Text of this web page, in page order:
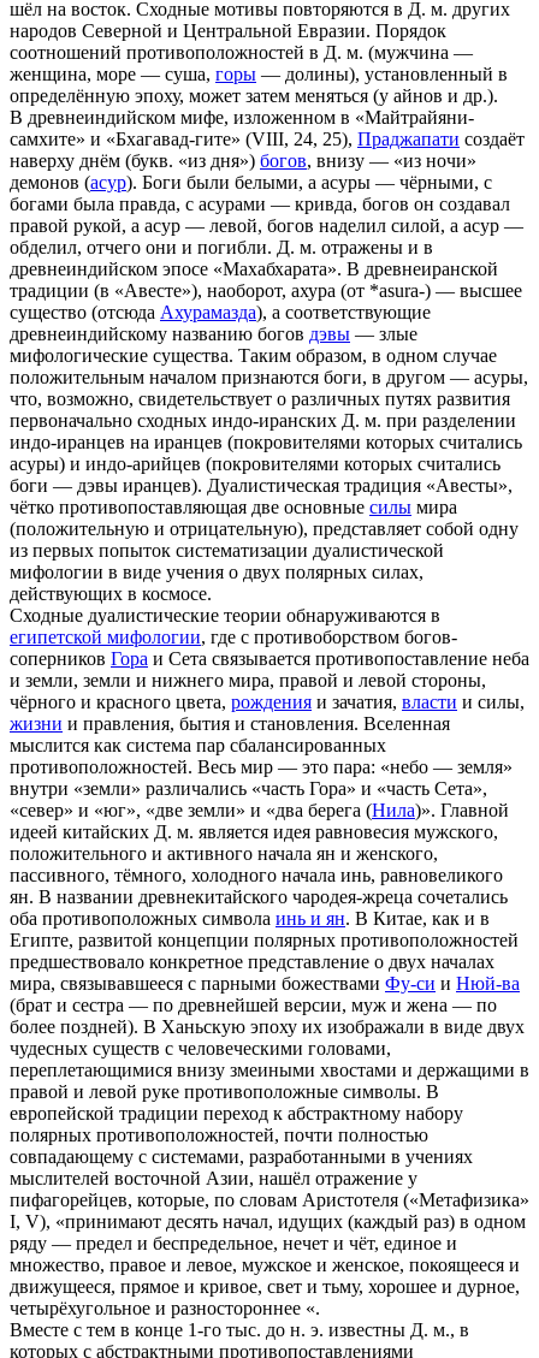
шёл на восток. Сходные мотивы повторяются в Д. м. других
народов Северной и Центральной Евразии. Порядок
соотношений противоположностей в Д. м. (мужчина —
женщина, море — суша, горы — долины), установленный в
определённую эпоху, может затем меняться (у айнов и др.).
В древнеиндийском мифе, изложенном в «Майтрайяни-
самхите» и «Бхагавад-гите» (VIII, 24, 25), Праджапати создаёт
наверху днём (букв. «из дня») богов, внизу — «из ночи»
демонов (асур). Боги были белыми, а асуры — чёрными, с
богами была правда, с асурами — кривда, богов он создавал
правой рукой, а асур — левой, богов наделил силой, а асур —
обделил, отчего они и погибли. Д. м. отражены и в
древнеиндийском эпосе «Махабхарата». В древнеиранской
традиции (в «Авесте»), наоборот, ахура (от *asura-) — высшее
существо (отсюда Ахурамазда), а соответствующие
древнеиндийскому названию богов дэвы — злые
мифологические существа. Таким образом, в одном случае
положительным началом признаются боги, в другом — асуры,
что, возможно, свидетельствует о различных путях развития
первоначально сходных индо-иранских Д. м. при разделении
индо-иранцев на иранцев (покровителями которых считались
асуры) и индо-арийцев (покровителями которых считались
боги — дэвы иранцев). Дуалистическая традиция «Авесты»,
чётко противопоставляющая две основные силы мира
(положительную и отрицательную), представляет собой одну
из первых попыток систематизации дуалистической
мифологии в виде учения о двух полярных силах,
действующих в космосе.
Сходные дуалистические теории обнаруживаются в
египетской мифологии, где с противоборством богов-
соперников Гора и Сета связывается противопоставление неба
и земли, земли и нижнего мира, правой и левой стороны,
чёрного и красного цвета, рождения и зачатия, власти и силы,
жизни и правления, бытия и становления. Вселенная
мыслится как система пар сбалансированных
противоположностей. Весь мир — это пара: «небо — земля»
внутри «земли» различались «часть Гора» и «часть Сета»,
«север» и «юг», «две земли» и «два берега (Нила)». Главной
идеей китайских Д. м. является идея равновесия мужского,
положительного и активного начала ян и женского,
пассивного, тёмного, холодного начала инь, равновеликого
ян. В названии древнекитайского чародея-жреца сочетались
оба противоположных символа инь и ян. В Китае, как и в
Египте, развитой концепции полярных противоположностей
предшествовало конкретное представление о двух началах
мира, связывавшееся с парными божествами Фу-си и Нюй-ва
(брат и сестра — по древнейшей версии, муж и жена — по
более поздней). В Ханьскую эпоху их изображали в виде двух
чудесных существ с человеческими головами,
переплетающимися внизу змеиными хвостами и держащими в
правой и левой руке противоположные символы. В
европейской традиции переход к абстрактному набору
полярных противоположностей, почти полностью
совпадающему с системами, разработанными в учениях
мыслителей восточной Азии, нашёл отражение у
пифагорейцев, которые, по словам Аристотеля («Метафизика»
I, V), «принимают десять начал, идущих (каждый раз) в одном
ряду — предел и беспредельное, нечет и чёт, единое и
множество, правое и левое, мужское и женское, покоящееся и
движущееся, прямое и кривое, свет и тьму, хорошее и дурное,
четырёхугольное и разностороннее «.
Вместе с тем в конце 1-го тыс. до н. э. известны Д. м., в
которых с абстрактными противопоставлениями